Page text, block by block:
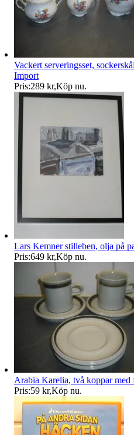
Vackert serveringsset,
Import
Pris:289 kr,Köp nu.
Lars Kemner stilleben, olja på
Pris:649 kr,Köp nu.
Arabia Karelia, två koppar med
Pris:59 kr,Köp nu.